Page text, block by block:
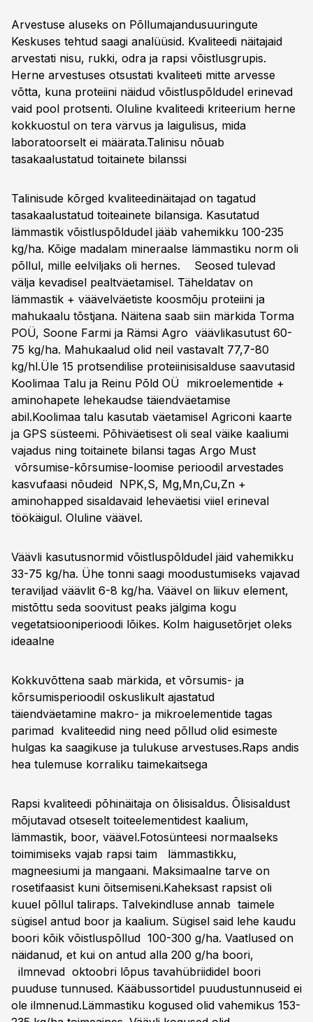
Arvestuse aluseks on Põllumajandusuuringute
Keskuses tehtud saagi analüüsid. Kvaliteedi näitajaid
arvestati nisu, rukki, odra ja rapsi võistlusgrupis.
Herne arvestuses otsustati kvaliteeti mitte arvesse
võtta, kuna proteiini näidud võistluspõldudel erinevad
vaid pool protsenti. Oluline kvaliteedi kriteerium herne
kokkuostul on tera värvus ja laigulisus, mida
laboratoorselt ei määrata.Talinisu nõuab
tasakaalustatud toitainete bilanssi
Talinisude kõrged kvaliteedinäitajad on tagatud
tasakaalustatud toiteainete bilansiga. Kasutatud
lämmastik võistluspõldudel jääb vahemikku 100-235
kg/ha. Kõige madalam mineraalse lämmastiku norm oli
põllul, mille eelviljaks oli hernes. Seosed tulevad
välja kevadisel pealtväetamisel. Täheldatav on
lämmastik + väävelväetiste koosmõju proteiini ja
mahukaalu tõstjana. Näitena saab siin märkida Torma
POÜ, Soone Farmi ja Rämsi Agro väävlikasutust 60-
75 kg/ha. Mahukaalud olid neil vastavalt 77,7-80
kg/hl.Üle 15 protsendilise proteiinisisalduse saavutasid
Koolimaa Talu ja Reinu Põld OÜ mikroelementide +
aminohapete lehekaudse täiendväetamise
abil.Koolimaa talu kasutab väetamisel Agriconi kaarte
ja GPS süsteemi. Põhiväetisest oli seal väike kaaliumi
vajadus ning toitainete bilansi tagas Argo Must
võrsumise-kõrsumise-loomise perioodil arvestades
kasvufaasi nõudeid NPK,S, Mg,Mn,Cu,Zn +
aminohapped sisaldavaid leheväetisi viiel erineval
töökäigul. Oluline väävel.
Väävli kasutusnormid võistluspõldudel jäid vahemikku
33-75 kg/ha. Ühe tonni saagi moodustumiseks vajavad
teraviljad väävlit 6-8 kg/ha. Väävel on liikuv element,
mistõttu seda soovitust peaks jälgima kogu
vegetatsiooniperioodi lõikes. Kolm haigusetõrjet oleks
ideaalne
Kokkuvõttena saab märkida, et võrsumis- ja
kõrsumisperioodil oskuslikult ajastatud
täiendväetamine makro- ja mikroelementide tagas
parimad kvaliteedid ning need põllud olid esimeste
hulgas ka saagikuse ja tulukuse arvestuses.Raps andis
hea tulemuse korraliku taimekaitsega
Rapsi kvaliteedi põhinäitaja on õlisisaldus. Õlisisaldust
mõjutavad otseselt toiteelementidest kaalium,
lämmastik, boor, väävel.Fotosünteesi normaalseks
toimimiseks vajab rapsi taim lämmastikku,
magneesiumi ja mangaani. Maksimaalne tarve on
rosetifaasist kuni õitsemiseni.Kaheksast rapsist oli
kuuel põllul taliraps. Talvekindluse annab taimele
sügisel antud boor ja kaalium. Sügisel said lehe kaudu
boori kõik võistluspõllud 100-300 g/ha. Vaatlused on
näidanud, et kui on antud alla 200 g/ha boori,
ilmnevad oktoobri lõpus tavahübriididel boori
puuduse tunnused. Kääbussortidel puudustunnuseid ei
ole ilmnenud.Lämmastiku kogused olid vahemikus 153-